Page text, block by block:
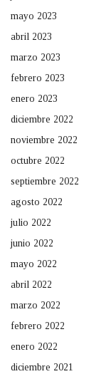
mayo 2023
abril 2023
marzo 2023
febrero 2023
enero 2023
diciembre 2022
noviembre 2022
octubre 2022
septiembre 2022
agosto 2022
julio 2022
junio 2022
mayo 2022
abril 2022
marzo 2022
febrero 2022
enero 2022
diciembre 2021